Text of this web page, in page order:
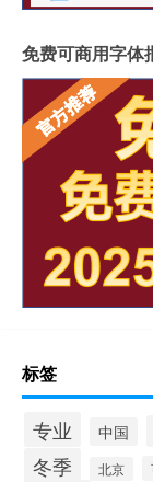
免费可商用字体
标签
专业 中国
冬季 北京